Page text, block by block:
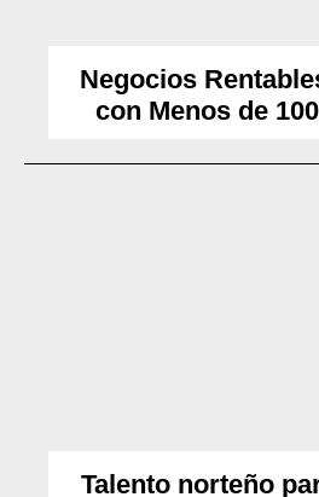
Negocios
con Menos de
Talento norteño